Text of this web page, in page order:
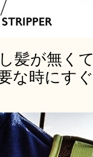
髪が無く
な時にす